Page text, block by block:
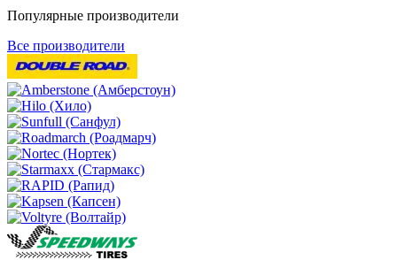
Популярные производители
Все производители